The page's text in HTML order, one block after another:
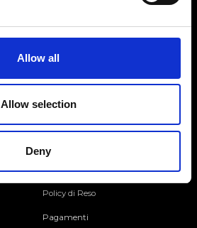
Allow all
Allow selection
Deny
Spedizione e Consegna
Policy di Reso
Pagamenti